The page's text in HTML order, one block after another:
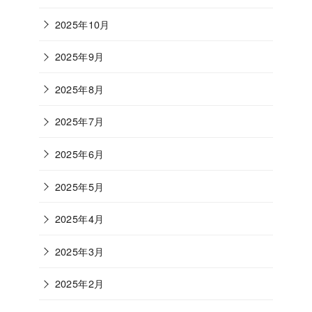
2025年10月
2025年9月
2025年8月
2025年7月
2025年6月
2025年5月
2025年4月
2025年3月
2025年2月